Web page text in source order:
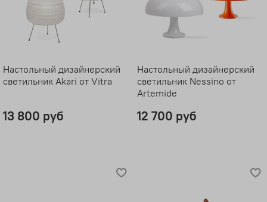
Настольный дизайнерский
светильник Akari от Vitra
13 800 руб
Настольный дизайнерский
светильник Nessino от
Artemide
12 700 руб